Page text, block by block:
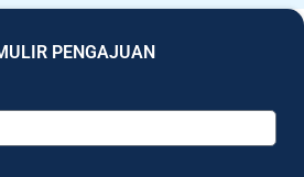
PENGAJUAN